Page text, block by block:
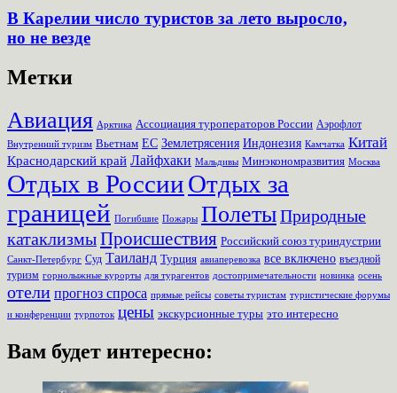
В Карелии число туристов за лето выросло,
но не везде
Метки
Авиация Арктика Ассоциация туроператоров России Аэрофлот
Внутренний туризм Вьетнам ЕС Землетрясения Индонезия Камчатка Китай
Краснодарский край Лайфхаки Мальдивы Минэкономразвития Москва
Отдых в РоссииОтдых за
границей Погибшие Пожары ПолетыПриродные
катаклизмыПроисшествия Российский союз туриндустрии
Санкт-Петербург Суд Таиланд Турция авиаперевозка все включено въездной
туризм горнолыжные курорты для турагентов достопримечательности новинка осень
отели прогноз спроса прямые рейсы советы туристам туристические форумы
и конференции турпоток цены экскурсионные туры это интересно
Вам будет интересно: